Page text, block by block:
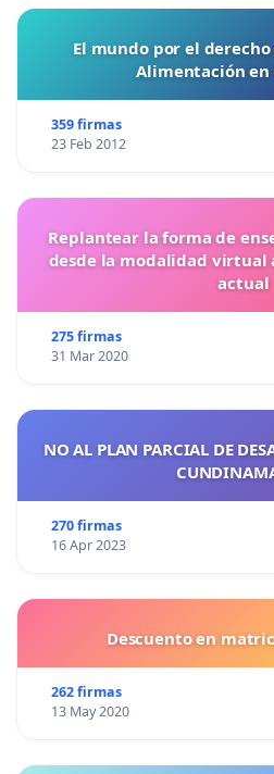
El mundo por el
Alimentación en
359 firmas
23 Feb 2012
Replantear la forma de
desde la modalidad virtual
actual
275 firmas
31 Mar 2020
NO AL PLAN PARCIAL DE
270 firmas
16 Apr 2023
Descuento en
262 firmas
13 May 2020